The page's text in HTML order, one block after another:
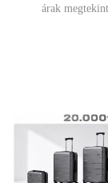
árak